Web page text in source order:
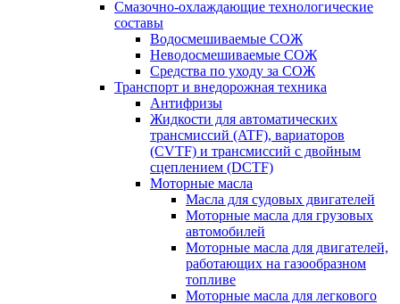
Смазочно-охлаждающие технологические
составы
Водосмешиваемые СОЖ
Неводосмешиваемые СОЖ
Средства по уходу за СОЖ
Транспорт и внедорожная техника
Антифризы
Жидкости для автоматических
трансмиссий (ATF), вариаторов
(CVTF) и трансмиссий с двойным
сцеплением (DCTF)
Моторные масла
Масла для судовых двигателей
Моторные масла для грузовых
автомобилей
Моторные масла для двигателей,
работающих на газообразном
топливе
Моторные масла для легкового